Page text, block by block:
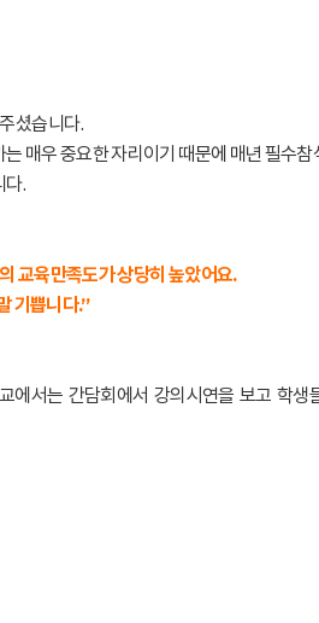
셨습니다.
매우 중요한 자리이기 때문에 매년 필수
다.
교육만족도가 상당히 높았어요.
기쁩니다.”
에서는 간담회에서 강의시연을 보고 학